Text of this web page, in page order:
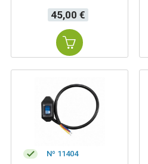
Precio
45,00 €
Nº 11404